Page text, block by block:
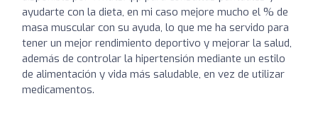
ayudarte con la dieta, en mi caso mejore mucho el % de
masa muscular con su ayuda, lo que me ha servido para
tener un mejor rendimiento deportivo y mejorar la salud,
además de controlar la hipertensión mediante un estilo
de alimentación y vida más saludable, en vez de utilizar
medicamentos.